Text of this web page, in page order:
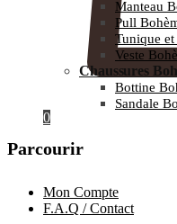
0
Manteau
Pull
Tunique
Veste
Chaussures
Bottine
Sandale
Parcourir
Mon Compte
F.A.Q / Contact